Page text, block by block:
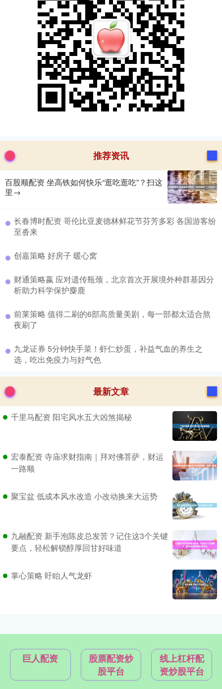
推荐资讯
百股顺配资 坐高铁如何快乐“逛吃逛吃”？扫这
里→
​长春博时配资 哥伦比亚麦德林鲜花节芬芳多彩 各国游客纷
至沓来
​创嘉策略 好房子 暖心窝
​财通策略嬴 应对遗传瓶颈，北京首次开展境外种群基因分
析助力科学保护麋鹿
​前莱策略 值得二刷的6部高质量美剧，每一部都太适合熬
夜刷了
​九龙证券 5分钟快手菜！虾仁炒蛋，补益气血的养生之
选，吃出免疫力与好气色
最新文章
千里马配资 阳宅风水五大凶煞揭秘
宏泰配资 寺庙求财指南｜拜对佛菩萨，财运
一路顺
聚宝盆 低成本风水改造 小改动换来大运势
九融配资 新手泡陈皮总发苦？记住这3个关键
要点，轻松解锁醇厚回甘好味道
掌心策略 盱眙人气龙虾
巨人配资
股票配资炒
股平台
线上杠杆配
资炒股平台